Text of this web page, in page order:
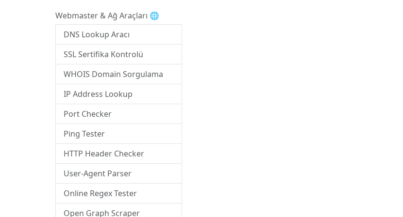
Webmaster & Ağ Araçları 🌐
DNS Lookup Aracı
SSL Sertifika Kontrolü
WHOIS Domain Sorgulama
IP Address Lookup
Port Checker
Ping Tester
HTTP Header Checker
User-Agent Parser
Online Regex Tester
Open Graph Scraper